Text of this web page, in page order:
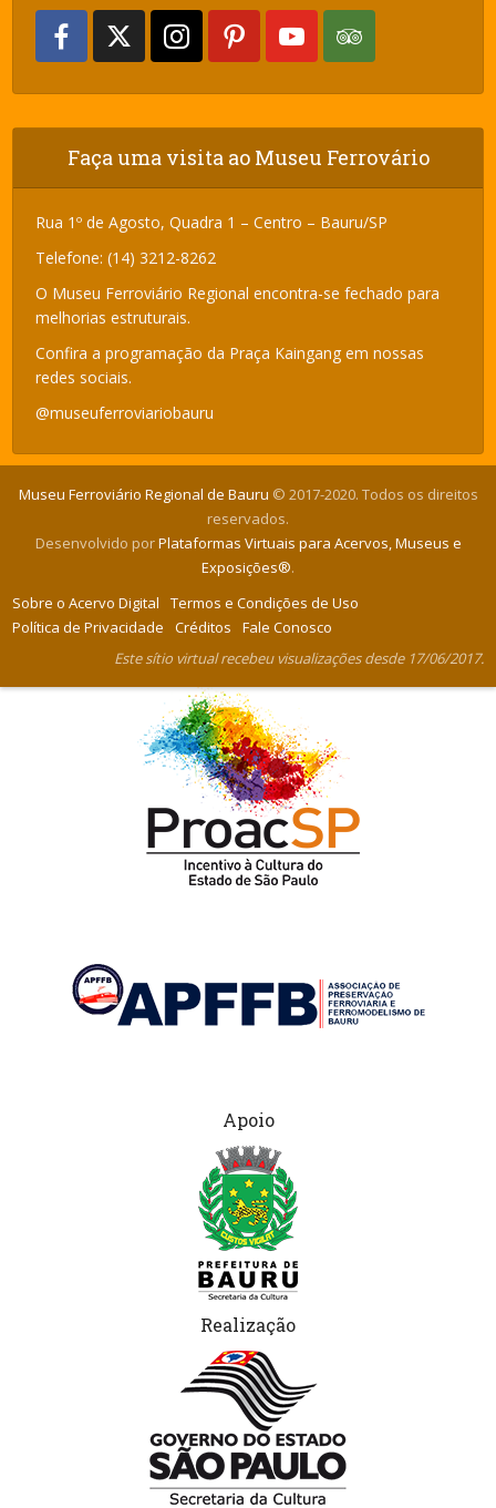
Faça uma visita ao Museu Ferrovário
Rua 1º de Agosto, Quadra 1 – Centro – Bauru/SP
Telefone: (14) 3212-8262
O Museu Ferroviário Regional encontra-se fechado para
melhorias estruturais.
Confira a programação da Praça Kaingang em nossas
redes sociais.
@museuferroviariobauru
Museu Ferroviário Regional de Bauru © 2017-2020. Todos os direitos
reservados.
Desenvolvido porPlataformas Virtuais para Acervos, Museus e
Exposições®.
Sobre o Acervo Digital
Termos e Condições de Uso
Política de Privacidade
Créditos
Fale Conosco
Este sítio virtual recebeu visualizações desde 17/06/2017.
Apoio
Realização